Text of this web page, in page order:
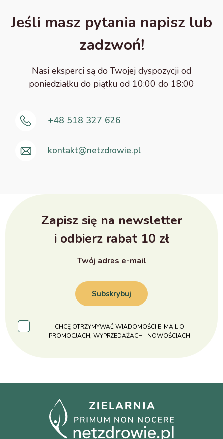
Jeśli masz pytania napisz lub
zadzwoń!
Nasi eksperci są do Twojej dyspozycji od
poniedziałku do piątku od 10:00 do 18:00
+48 518 327 626
kontakt@netzdrowie.pl
Zapisz się na newsletter
i odbierz rabat 10 zł
Subskrybuj
CHCĘ OTRZYMYWAĆ WIADOMOŚCI E-MAIL O
PROMOCJACH, WYPRZEDAŻACH I NOWOŚCIACH